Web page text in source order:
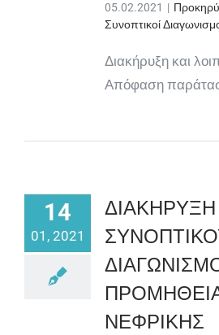
05.02.2021 |
Συνοπτικοί
Διακήρυξη και
Απόφαση
14
01, 2021
ΔΙΑΚΗΡΥΞΗ
ΝΕΦΡΙΚΗΣ